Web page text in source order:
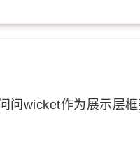
问wicket作为展示层